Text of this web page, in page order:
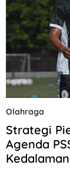
Olahraga
Strategi
Agenda